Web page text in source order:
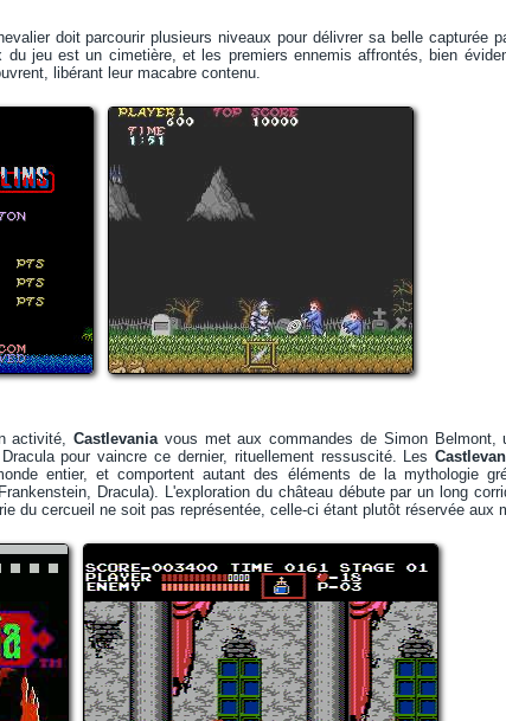
doit parcourir plusieurs niveaux pour délivrer sa belle capturée
jeu est un cimetière, et les premiers ennemis affrontés, bien
libérant leur macabre contenu.
activité,Castlevaniavous met aux commandes de Simon Belmont,
pour vaincre ce dernier, rituellement ressuscité. Les
entier, et comportent autant des éléments de la mythologie
Dracula). L'exploration du château débute par un long
du cercueil ne soit pas représentée, celle-ci étant plutôt réservée aux